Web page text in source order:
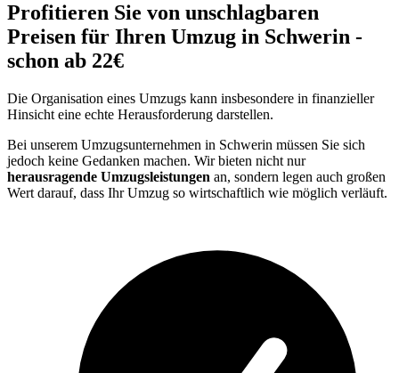
Profitieren Sie von unschlagbaren
Preisen für Ihren Umzug in Schwerin -
schon ab 22€
Die Organisation eines Umzugs kann insbesondere in finanzieller
Hinsicht eine echte Herausforderung darstellen.
Bei unserem Umzugsunternehmen in Schwerin müssen Sie sich
jedoch keine Gedanken machen. Wir bieten nicht nur
herausragende Umzugsleistungen an, sondern legen auch großen
Wert darauf, dass Ihr Umzug so wirtschaftlich wie möglich verläuft.